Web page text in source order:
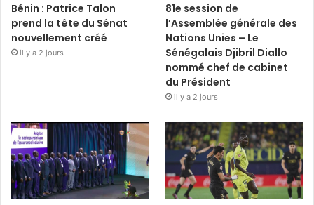
Bénin : Patrice Talon
prend la tête du Sénat
nouvellement créé
il y a 2 jours
81e session de
l’Assemblée générale des
Nations Unies – Le
Sénégalais Djibril Diallo
nommé chef de cabinet
du Président
il y a 2 jours